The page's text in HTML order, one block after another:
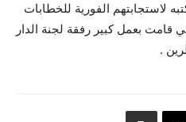
لاستجابتهم الفورية للخطابات
قامت بعمل كبير رفقة لجنة الدار
.